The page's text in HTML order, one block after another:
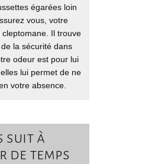
égarées loin
vous, votre
Il trouve
la sécurité dans
odeur est pour lui
lui permet de ne
votre absence.
suit à
de temps